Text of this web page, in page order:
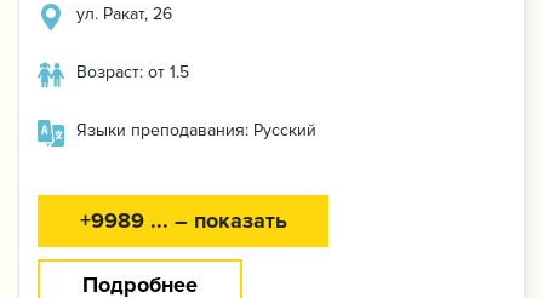
ул. Ракат, 26
Возраст: от 1.5
Языки преподавания: Русский
+9989 ... – показать
Подробнее